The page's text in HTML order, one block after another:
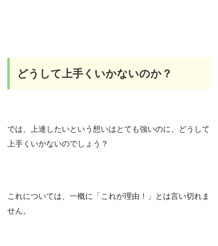
どうして上手くいかないのか？
では、上達したいという想いはとても強いのに、どうして
上手くいかないのでしょう？
これについては、一概に「これが理由！」とは言い切れま
せん。